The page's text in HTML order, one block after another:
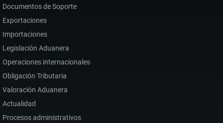
Documentos de Soporte
Exportaciones
Importaciones
Legislación Aduanera
Operaciones internacionales
Obligación Tributaria
Valoración Aduanera
Actualidad
Procesos administrativos